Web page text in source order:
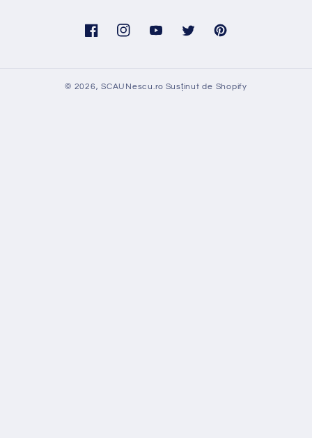
FacebookInstagramYouTubeTwitter Pinterest
© 2026,SCAUNescu.ro Susținut de Shopify